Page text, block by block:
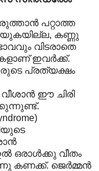
പറ്റാത്ത
കണ്ണു
വിടരാതെ
ഇവർക്ക്.
പ്രത്യക്ഷം
വീശാൻ ഈ ചിരി
ഒരാൾക്കു വീതം
കണക്ക്. ജെർമ്മൻ